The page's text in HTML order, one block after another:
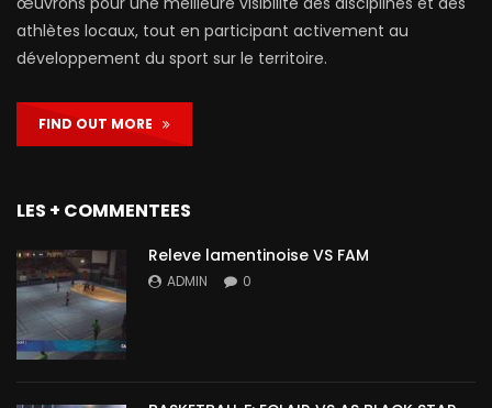
athlètes locaux, tout en participant activement au
développement du sport sur le territoire.
FIND OUT MORE
LES + COMMENTEES
Releve lamentinoise VS FAM
ADMIN 0